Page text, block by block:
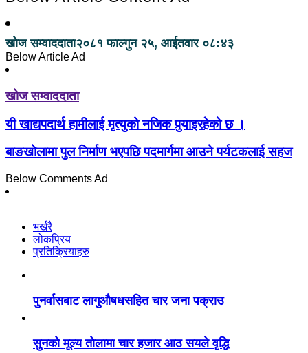
खोज सम्वाददाता२०८१ फाल्गुन २५, आईतवार ०८:४३
Below Article Ad
खोज सम्वाददाता
यी खाद्यपदार्थ हामीलाई मृत्युको नजिक पुर्‍याइरहेको छ ।
बाङखोलामा पुल निर्माण भएपछि पदमार्गमा आउने पर्यटकलाई सहज
Below Comments Ad
भर्खरै
लोकप्रिय
प्रतिक्रियाहरु
पुनर्वासबाट लागुऔषधसहित चार जना पक्राउ
सुनको मूल्य तोलामा चार हजार आठ सयले वृद्धि